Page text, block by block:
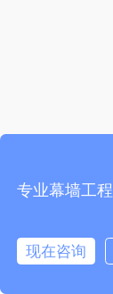
专业幕墙工
现在咨询
在线